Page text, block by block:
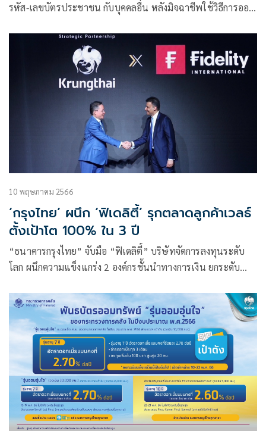
รหัส-เลขบัตรประชาชน กับบุคคลอื่น หลังมิจฉาชีพใช้วิธีการออก
ปัญหาหากตกเป็นเหยื่อ
10 พฤษภาคม 2566
‘กรุงไทย’ ผนึก ‘ฟิเดลิตี้’ รุกตลาดลูกค้าเวลธ์
ตั้งเป้าโต 100% ใน 3 ปี
“ธนาคารกรุงไทย” จับมือ “ฟิเดลิตี้” บริษัทจัดการลงทุนระดับ
โลก ผนึกความแข็งแกร่ง 2 องค์กรชั้นนำทางการเงิน ยกระดับ
ด้วยผลิตภัณฑ์และบริการที่ออกแบบเฉพาะสำหรับลูกค้าธนาคาร
พร้อมข้อมูลเชิงลึกจากทีมนักวิเคราะห์ของฟิเดลิตี้ ที่เชี่ยวชาญใน
ทุกสินทรัพย์ทั่วโลก เปิดโอกาสสร้างผลตอบแทนในทุกสภาพ
ขยายฐานกลุ่มลูกค้าเวลธ์เติบโต 100% ภายใน 3 ปี